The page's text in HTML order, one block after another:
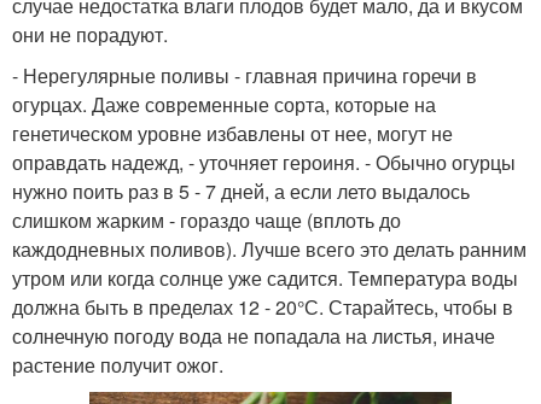
они не порадуют.
- Нерегулярные поливы - главная причина горечи в
огурцах. Даже современные сорта, которые на
генетическом уровне избавлены от нее, могут не
оправдать надежд, - уточняет героиня. - Обычно огурцы
нужно поить раз в 5 - 7 дней, а если лето выдалось
слишком жарким - гораздо чаще (вплоть до
каждодневных поливов). Лучше всего это делать ранним
утром или когда солнце уже садится. Температура воды
должна быть в пределах 12 - 20°С. Старайтесь, чтобы в
солнечную погоду вода не попадала на листья, иначе
растение получит ожог.